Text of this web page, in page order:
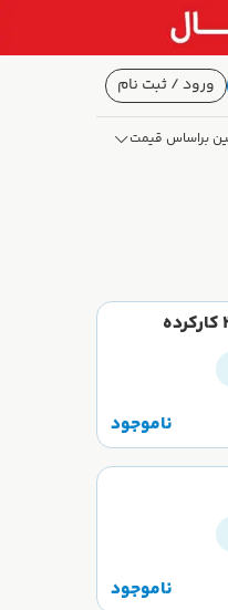
ورود / ثبت نام
براساس قیمت
ناموجود
ناموجود